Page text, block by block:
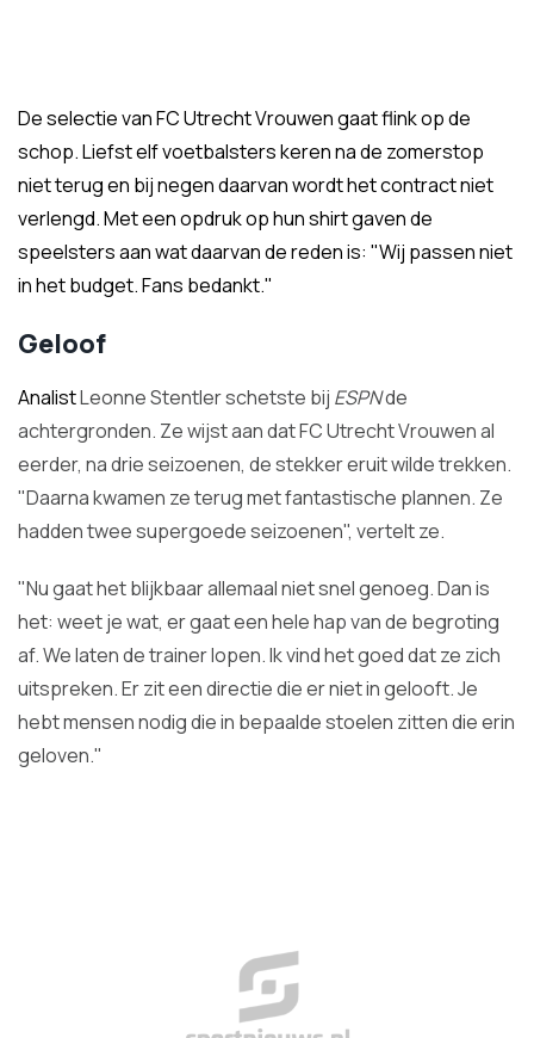
De selectie van FC Utrecht Vrouwen gaat flink op de
schop. Liefst elf voetbalsters keren na de zomerstop
niet terug en bij negen daarvan wordt het contract niet
verlengd. Met een opdruk op hun shirt gaven de
speelsters aan wat daarvan de reden is: "Wij passen niet
in het budget. Fans bedankt."
Geloof
AnalistLeonne Stentler schetste bij ESPNde
achtergronden. Ze wijst aan dat FC Utrecht Vrouwen al
eerder, na drie seizoenen, de stekker eruit wilde trekken.
"Daarna kwamen ze terug met fantastische plannen. Ze
hadden twee supergoede seizoenen", vertelt ze.
"Nu gaat het blijkbaar allemaal niet snel genoeg. Dan is
het: weet je wat, er gaat een hele hap van de begroting
af. We laten de trainer lopen. Ik vind het goed dat ze zich
uitspreken. Er zit een directie die er niet in gelooft. Je
hebt mensen nodig die in bepaalde stoelen zitten die erin
geloven."